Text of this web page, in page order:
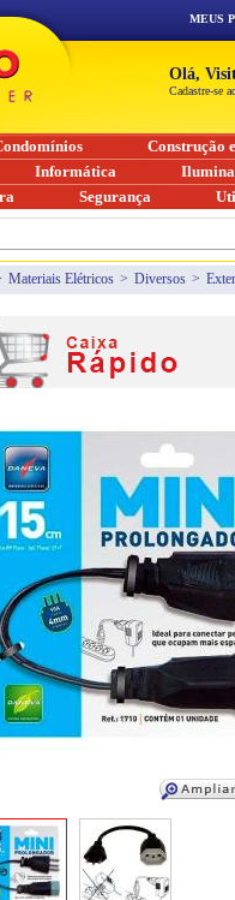
Materiais Elétricos > Diversos >
MEUS
Olá,
Cadastre-se
Construção
Informática
Segurança